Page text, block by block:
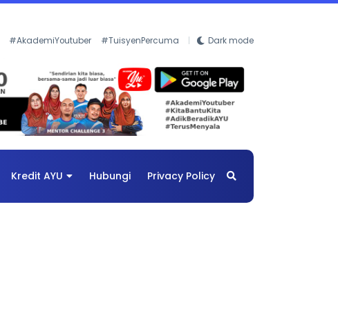
#AkademiYoutuber #TuisyenPercuma Dark mode
Kredit AYU Hubungi Privacy Policy